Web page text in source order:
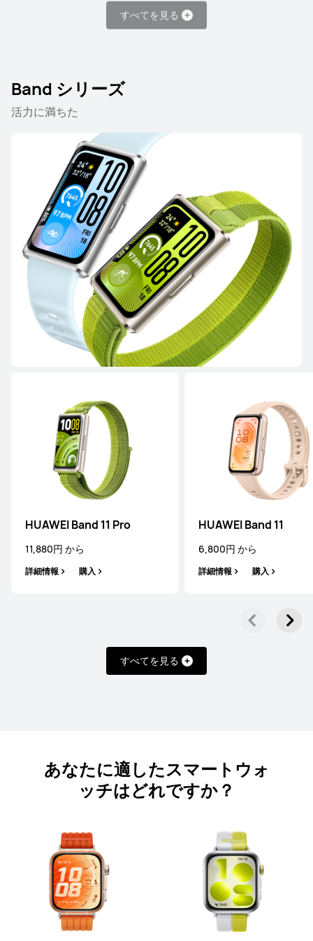
すべてを見る
Band シリーズ
活力に満ちた
HUAWEI Band 11 Pro
11,880円 から
詳細情報 購入
HUAWEI Band 11
6,800円 から
詳細情報 購入
すべてを見る
HUAWEI WATCH GT 4
詳細情報
WATCH FIT シリーズ
HUAWEI WATCH FIT 5 Pro
39,380円 から
購入
NEW
HUAWEI WATCH FIT 5
HUAWEI WATCH FIT 4
23,980円 から
購入
あなたに適したスマートウォ
ッチはどれですか？